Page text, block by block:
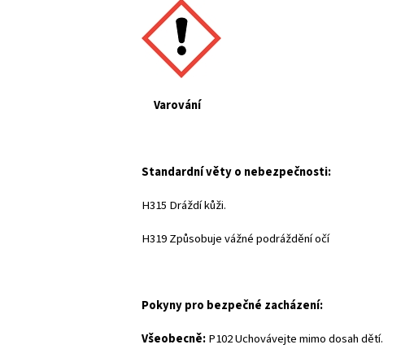
Varování
Standardní věty o nebezpečnosti:
H315 Dráždí kůži.
H319 Způsobuje vážné podráždění očí
Pokyny pro bezpečné zacházení:
Všeobecně:P102 Uchovávejte mimo dosah dětí.